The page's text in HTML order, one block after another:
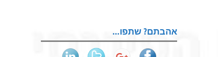
אהבתם? שתפו…